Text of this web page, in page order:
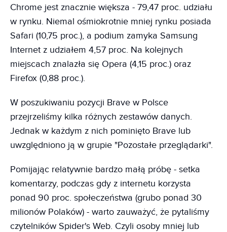
Chrome jest znacznie większa - 79,47 proc. udziału
w rynku. Niemal ośmiokrotnie mniej rynku posiada
Safari (10,75 proc.), a podium zamyka Samsung
Internet z udziałem 4,57 proc. Na kolejnych
miejscach znalazła się Opera (4,15 proc.) oraz
Firefox (0,88 proc.).
W poszukiwaniu pozycji Brave w Polsce
przejrzeliśmy kilka różnych zestawów danych.
Jednak w każdym z nich pominięto Brave lub
uwzględniono ją w grupie "Pozostałe przeglądarki".
Pomijając relatywnie bardzo małą próbę - setka
komentarzy, podczas gdy z internetu korzysta
ponad 90 proc. społeczeństwa (grubo ponad 30
milionów Polaków) - warto zauważyć, że pytaliśmy
czytelników Spider's Web. Czyli osoby mniej lub